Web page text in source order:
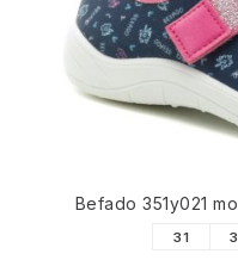
Befado 351y021
31